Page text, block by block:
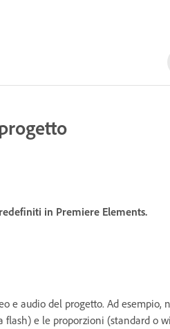
in Premiere Elements.
e audio del progetto. Ad esempio,
e le proporzioni (standard o